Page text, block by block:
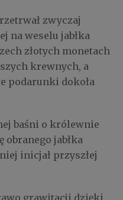
zwyczaj
na weselu jabłka
złotych monetach
krewnych, a
podarunki dokoła
baśni o królewnie
obranego jabłka
inicjał przyszłej